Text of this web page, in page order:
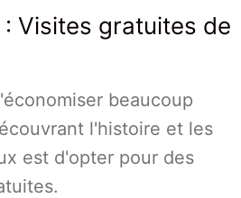
Visites gratuites de
beaucoup
l'histoire et les
est d'opter pour des